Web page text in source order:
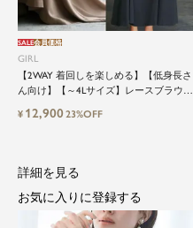
GIRL
【2WAY 着回しを楽しめる】【低身長さ
ん向け】【～4Lサイズ】レースブラウス
ング結婚式ワンピース
SALE会員価格
¥ 12,90023%OFF
詳細を見る
お気に入りに登録する